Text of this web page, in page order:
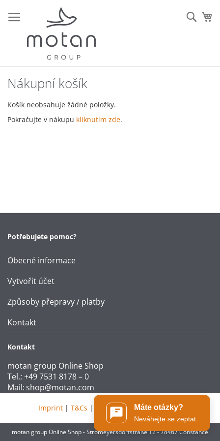
Máte otázky?
Neváhejte se zeptat.
na
obsah
Nákupní košík
Košík neobsahuje žádné položky.
Pokračujte v nákupu kliknutím zde.
Potřebujete pomoc?
Obecné informace
Vytvořit účet
Způsoby přepravy / platby
Kontakt
Kontakt
motan group Online Shop
Tel.: +49 7531 8178 – 0
Mail: shop@motan.com
Imprint | T&Cs | Data protection statement
motan group Online Shop - Stromeyersdorfstraße 12 - 78467 Constance